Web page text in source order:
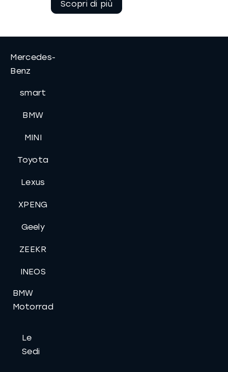
leggere
Mercedes-
Benz
smart
BMW
MINI
Toyota
Lexus
XPENG
Geely
ZEEKR
INEOS
BMW
Motorrad
Le
Sedi